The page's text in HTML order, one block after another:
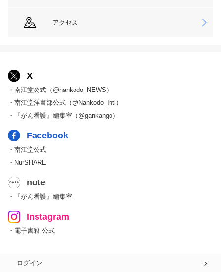
アクセス
X
・南江堂公式（@nankodo_NEWS）
・南江堂洋書部公式（@Nankodo_Intl）
・『がん看護』編集室（@gankango）
Facebook
・南江堂公式
・NurSHARE
note
・『がん看護』編集室
Instagram
・電子書籍 公式
ログイン